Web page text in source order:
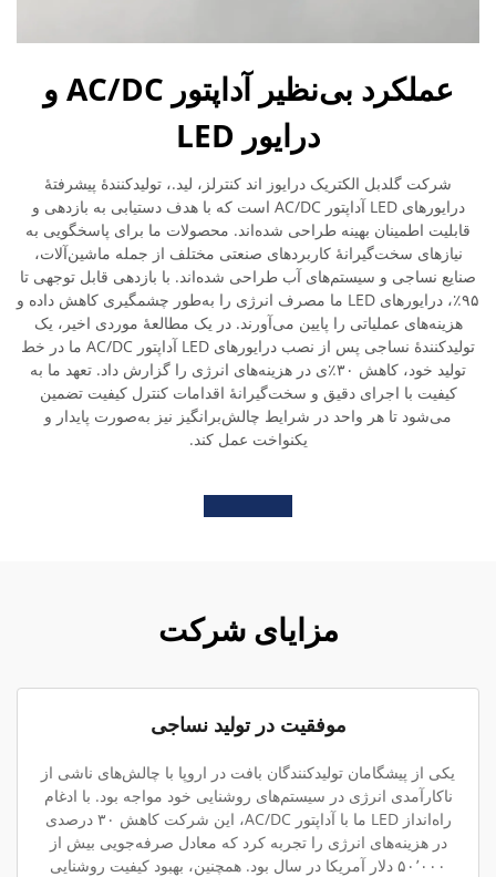
عملکرد بی‌نظیر آداپتور AC/DC و
درایور LED
شرکت گلدبل الکتریک درایوز اند کنترلز، لید.، تولیدکنندهٔ پیشرفتهٔ
درایورهای LED آداپتور AC/DC است که با هدف دستیابی به بازدهی و
قابلیت اطمینان بهینه طراحی شده‌اند. محصولات ما برای پاسخگویی به
نیازهای سخت‌گیرانهٔ کاربردهای صنعتی مختلف از جمله ماشین‌آلات،
صنایع نساجی و سیستم‌های آب طراحی شده‌اند. با بازدهی قابل توجهی تا
۹۵٪، درایورهای LED ما مصرف انرژی را به‌طور چشمگیری کاهش داده و
هزینه‌های عملیاتی را پایین می‌آورند. در یک مطالعهٔ موردی اخیر، یک
تولیدکنندهٔ نساجی پس از نصب درایورهای LED آداپتور AC/DC ما در خط
تولید خود، کاهش ۳۰٪ی در هزینه‌های انرژی را گزارش داد. تعهد ما به
کیفیت با اجرای دقیق و سخت‌گیرانهٔ اقدامات کنترل کیفیت تضمین
می‌شود تا هر واحد در شرایط چالش‌برانگیز نیز به‌صورت پایدار و
یکنواخت عمل کند.
مزایای شرکت
موفقیت در تولید نساجی
یکی از پیشگامان تولیدکنندگان بافت در اروپا با چالش‌های ناشی از
ناکارآمدی انرژی در سیستم‌های روشنایی خود مواجه بود. با ادغام
راه‌انداز LED ما با آداپتور AC/DC، این شرکت کاهش ۳۰ درصدی
در هزینه‌های انرژی را تجربه کرد که معادل صرفه‌جویی بیش از
۵۰٬۰۰۰ دلار آمریکا در سال بود. همچنین، بهبود کیفیت روشنایی